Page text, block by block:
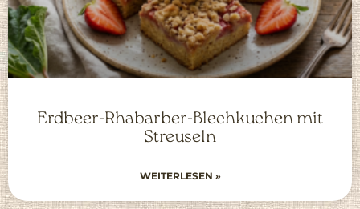
Erdbeer-Rhabarber-Blechkuchen mit
Streuseln
WEITERLESEN »